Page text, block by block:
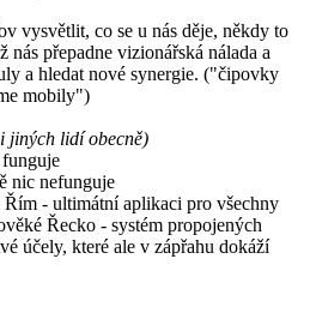
vysvětlit, co se u nás děje, někdy to
nás přepadne vizionářská nálada a
a hledat nové synergie. ("čipovky
mobily")
jiných lidí obecně)
nic nefunguje
Řím - ultimátní aplikaci pro všechny
Řecko - systém propojených
účely, které ale v zápřahu dokáží